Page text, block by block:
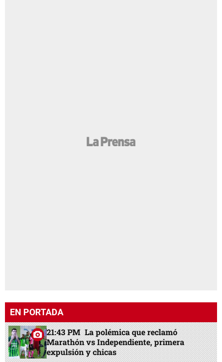
EN PORTADA
21:43 PM La polémica que reclamó
Marathón vs Independiente, primera
expulsión y chicas